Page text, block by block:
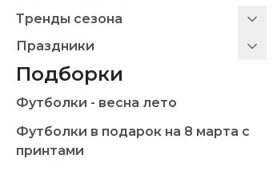
Тренды сезона
Праздники
Подборки
Футболки - весна лето
Футболки в подарок на 8 марта с
принтами